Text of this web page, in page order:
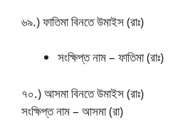
৬৯.) ফাতিমা বিনতে উমাইস (রাঃ)
সংক্ষিপ্ত নাম – ফাতিমা (রাঃ)
৭০.) আসমা বিনতে উমাইস (রাঃ)
সংক্ষিপ্ত নাম – আসমা (রা)